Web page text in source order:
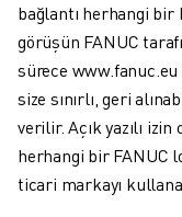
bağlantı herhangi bir
görüşün FANUC
sürece
size sınırlı, geri
verilir. Açık yazılı
herhangi bir FANUC
ticari markayı